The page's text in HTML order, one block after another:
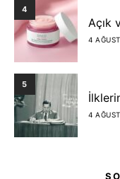
4
Açık
4
5
4